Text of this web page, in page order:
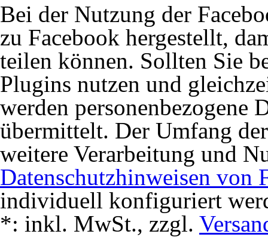
Bei der Nutzung der
zu Facebook hergestellt,
teilen können. Sollten Sie
Plugins nutzen und
werden personenbezogene
übermittelt. Der Umfang
weitere Verarbeitung und
Datenschutzhinweisen von
individuell konfiguriert
*: inkl. MwSt., zzgl.